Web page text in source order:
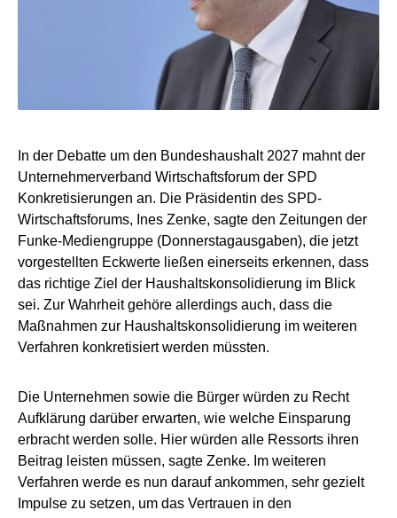
In der Debatte um den Bundeshaushalt 2027 mahnt der
Unternehmerverband Wirtschaftsforum der SPD
Konkretisierungen an. Die Präsidentin des SPD-
Wirtschaftsforums, Ines Zenke, sagte den Zeitungen der
Funke-Mediengruppe (Donnerstagausgaben), die jetzt
vorgestellten Eckwerte ließen einerseits erkennen, dass
das richtige Ziel der Haushaltskonsolidierung im Blick
sei. Zur Wahrheit gehöre allerdings auch, dass die
Maßnahmen zur Haushaltskonsolidierung im weiteren
Verfahren konkretisiert werden müssten.
Die Unternehmen sowie die Bürger würden zu Recht
Aufklärung darüber erwarten, wie welche Einsparung
erbracht werden solle. Hier würden alle Ressorts ihren
Beitrag leisten müssen, sagte Zenke. Im weiteren
Verfahren werde es nun darauf ankommen, sehr gezielt
Impulse zu setzen, um das Vertrauen in den